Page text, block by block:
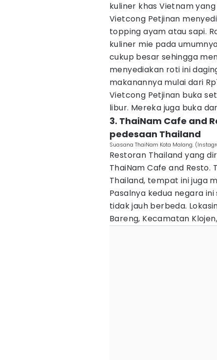
kuliner khas Vietnam yang
Vietcong Petjinan
topping ayam atau sapi.
kuliner mie pada
cukup besar sehingga
menyediakan roti ini
makanannya mulai dari
Vietcong Petjinan buka
libur. Mereka juga buka
3. ThaiNam Cafe and
pedesaan Thailand
Suasana ThaiNam Kota Malang.
Restoran Thailand yang
ThaiNam Cafe and Resto.
Thailand, tempat ini juga
Pasalnya kedua negara
tidak jauh berbeda.
Bareng, Kecamatan